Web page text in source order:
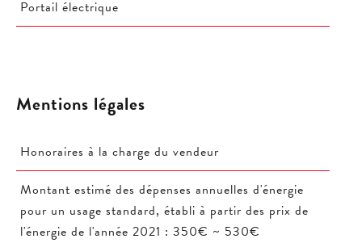
Portail électrique
Mentions légales
Honoraires à la charge du vendeur
Montant estimé des dépenses annuelles d'énergie
pour un usage standard, établi à partir des prix de
l'énergie de l'année 2021 : 350€ ~ 530€